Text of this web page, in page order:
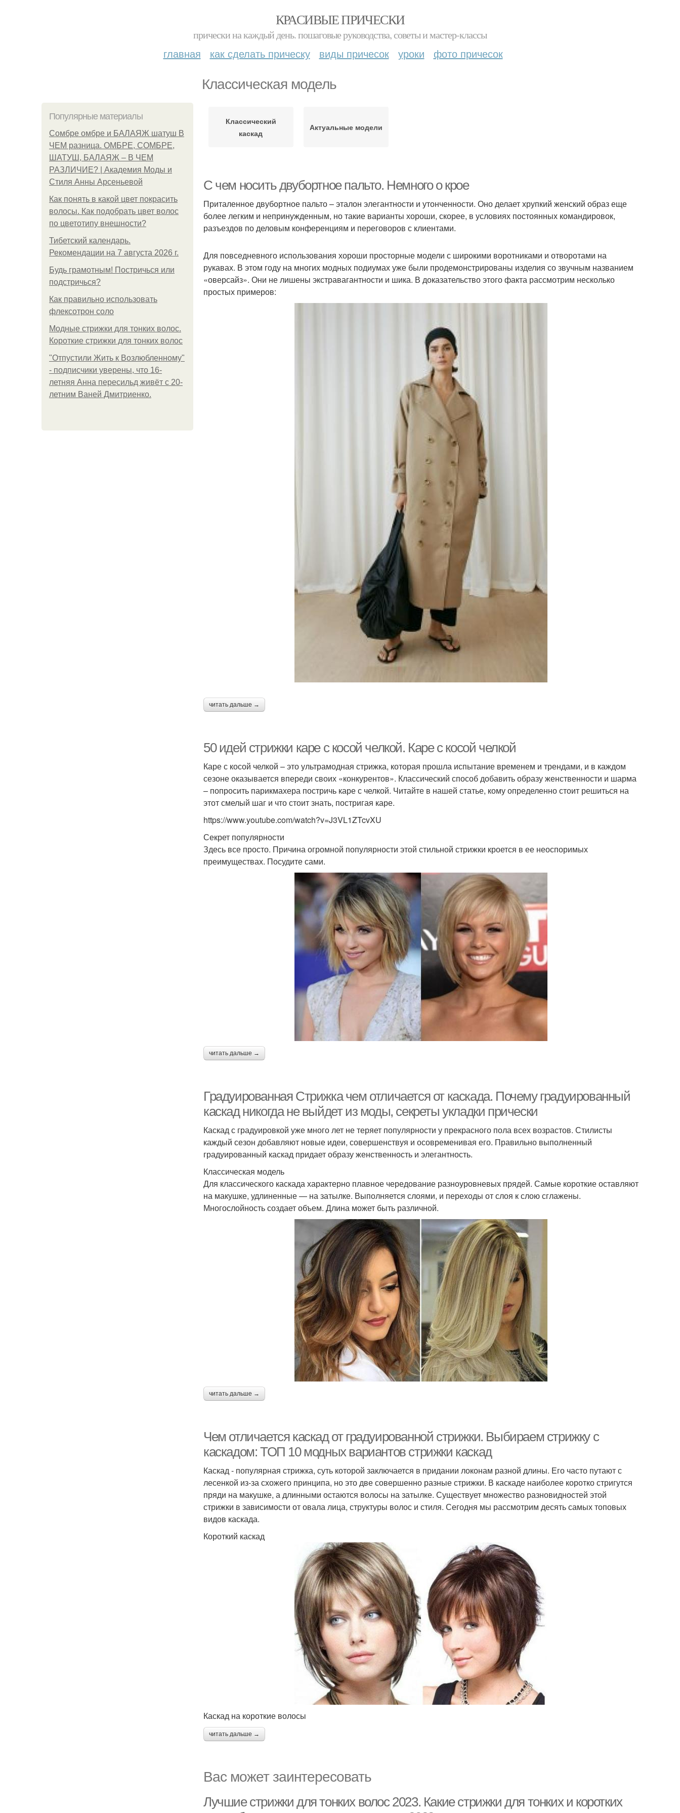
КРАСИВЫЕ ПРИЧЕСКИ
прически на каждый день. пошаговые руководства, советы и мастер-классы
главная как сделать прическу виды причесок уроки фото причесок
Классическая модель
Популярные материалы
Сомбре омбре и БАЛАЯЖ шатуш В
ЧЕМ разница. ОМБРЕ, СОМБРЕ,
ШАТУШ, БАЛАЯЖ – В ЧЕМ
РАЗЛИЧИЕ? | Академия Моды и
Стиля Анны Арсеньевой
Как понять в какой цвет покрасить
волосы. Как подобрать цвет волос
по цветотипу внешности?
Тибетский календарь.
Рекомендации на 7 августа 2026 г.
Будь грамотным! Постричься или
подстричься?
Как правильно использовать
флексотрон соло
Модные стрижки для тонких волос.
Короткие стрижки для тонких волос
"Отпустили Жить к Возлюбленному"
- подписчики уверены, что 16-
летняя Анна пересильд живёт с 20-
летним Ваней Дмитриенко.
Классический
каскад
Актуальные модели
С чем носить двубортное пальто. Немного о крое
Приталенное двубортное пальто – эталон элегантности и утонченности. Оно делает хрупкий женский образ еще
более легким и непринужденным, но такие варианты хороши, скорее, в условиях постоянных командировок,
разъездов по деловым конференциям и переговоров с клиентами.
Для повседневного использования хороши просторные модели с широкими воротниками и отворотами на
рукавах. В этом году на многих модных подиумах уже были продемонстрированы изделия со звучным названием
«оверсайз». Они не лишены экстравагантности и шика. В доказательство этого факта рассмотрим несколько
простых примеров:
читать дальше →
50 идей стрижки каре с косой челкой. Каре с косой челкой
Каре с косой челкой – это ультрамодная стрижка, которая прошла испытание временем и трендами, и в каждом
сезоне оказывается впереди своих «конкурентов». Классический способ добавить образу женственности и шарма
– попросить парикмахера постричь каре с челкой. Читайте в нашей статье, кому определенно стоит решиться на
этот смелый шаг и что стоит знать, постригая каре.
https://www.youtube.com/watch?v=J3VL1ZTcvXU
Секрет популярности
Здесь все просто. Причина огромной популярности этой стильной стрижки кроется в ее неоспоримых
преимуществах. Посудите сами.
читать дальше →
Градуированная Стрижка чем отличается от каскада. Почему градуированный
каскад никогда не выйдет из моды, секреты укладки прически
Каскад с градуировкой уже много лет не теряет популярности у прекрасного пола всех возрастов. Стилисты
каждый сезон добавляют новые идеи, совершенствуя и осовременивая его. Правильно выполненный
градуированный каскад придает образу женственность и элегантность.
Классическая модель
Для классического каскада характерно плавное чередование разноуровневых прядей. Самые короткие оставляют
на макушке, удлиненные — на затылке. Выполняется слоями, и переходы от слоя к слою сглажены.
Многослойность создает объем. Длина может быть различной.
читать дальше →
Чем отличается каскад от градуированной стрижки. Выбираем стрижку с
каскадом: ТОП 10 модных вариантов стрижки каскад
Каскад - популярная стрижка, суть которой заключается в придании локонам разной длины. Его часто путают с
лесенкой из-за схожего принципа, но это две совершенно разные стрижки. В каскаде наиболее коротко стригутся
пряди на макушке, а длинными остаются волосы на затылке. Существует множество разновидностей этой
стрижки в зависимости от овала лица, структуры волос и стиля. Сегодня мы рассмотрим десять самых топовых
видов каскада.
Короткий каскад
Каскад на короткие волосы
читать дальше →
Вас может заинтересовать
Лучшие стрижки для тонких волос 2023. Какие стрижки для тонких и коротких